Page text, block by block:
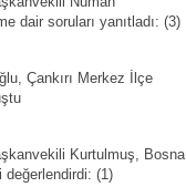
dair soruları yanıtladı: (3)
Çankırı Merkez İlçe
Kurtulmuş, Bosna
değerlendirdi: (1)